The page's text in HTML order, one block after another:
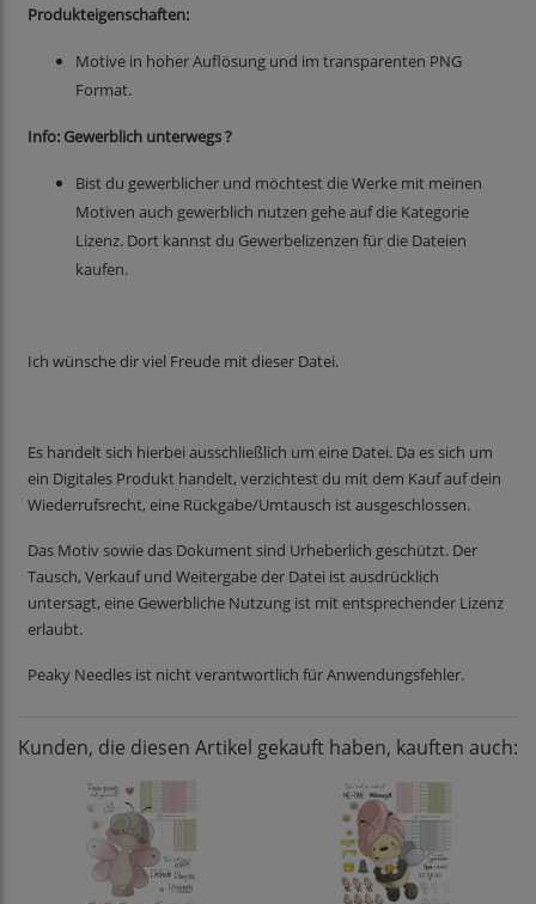
Produkteigenschaften:
Motive in hoher Auflösung und im transparenten PNG
Format.
Info: Gewerblich unterwegs ?
Bist du gewerblicher und möchtest die Werke mit meinen
Motiven auch gewerblich nutzen gehe auf die Kategorie
Lizenz. Dort kannst du Gewerbelizenzen für die Dateien
kaufen.
Ich wünsche dir viel Freude mit dieser Datei.
Es handelt sich hierbei ausschließlich um eine Datei. Da es sich um
ein Digitales Produkt handelt, verzichtest du mit dem Kauf auf dein
Wiederrufsrecht, eine Rückgabe/Umtausch ist ausgeschlossen.
Das Motiv sowie das Dokument sind Urheberlich geschützt. Der
Tausch, Verkauf und Weitergabe der Datei ist ausdrücklich
untersagt, eine Gewerbliche Nutzung ist mit entsprechender Lizenz
erlaubt.
Peaky Needles ist nicht verantwortlich für Anwendungsfehler.
Kunden, die diesen Artikel gekauft haben, kauften auch: